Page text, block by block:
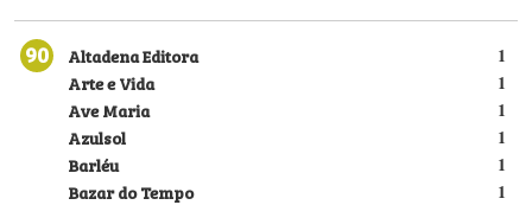
90 1
Altadena Editora
1
Arte e Vida
1
Ave Maria
1
Azulsol
1
Barléu
1
Bazar do Tempo